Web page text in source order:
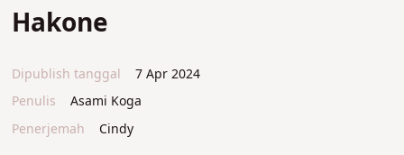
Hakone
Dipublish tanggal
7 Apr 2024
Penulis
Asami Koga
Penerjemah
Cindy